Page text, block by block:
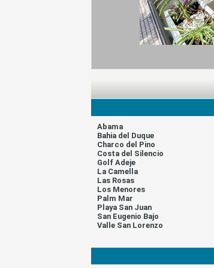
Abama
Bahia del Duque
Charco del Pino
Costa del Silencio
Golf Adeje
La Camella
Las Rosas
Los Menores
Palm Mar
Playa San Juan
San Eugenio Bajo
Valle San Lorenzo